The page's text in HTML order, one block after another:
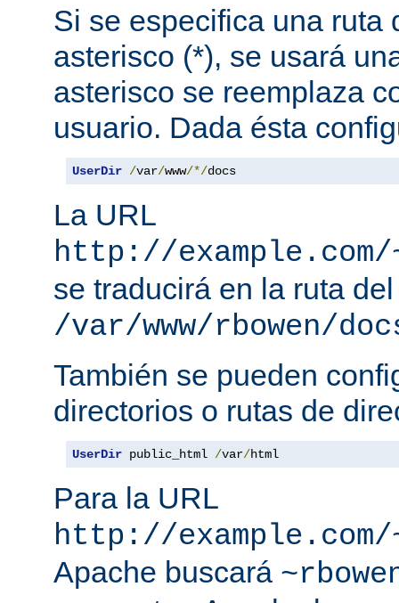
Si se especifica una ruta
asterisco (*), se usará
asterisco se reemplaza
usuario. Dada ésta
UserDir /var/www/*/docs
La URL
http://
se traducirá en la ruta
/var/www/rbowen/
También se pueden
directorios o rutas de
UserDir public_html /var/html
Para la URL
http://
Apache buscará